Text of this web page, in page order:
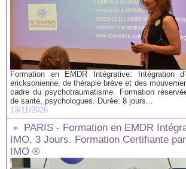
Formation en EMDR Intégrative: Intégration
ericksonienne, de thérapie brève et des
cadre du psychotraumatisme. Formation
de santé, psychologues. Durée: 8 jours...
13/11/2026
PARIS - Formation en EMDR
IMO, 3 Jours. Formation Certifiante
IMO ®